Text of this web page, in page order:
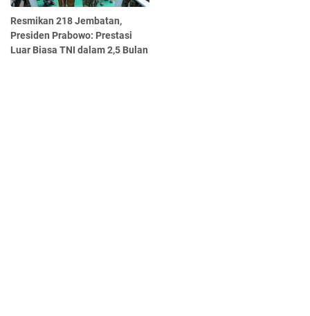
Resmikan 218 Jembatan,
Presiden Prabowo: Prestasi
Luar Biasa TNI dalam 2,5 Bulan